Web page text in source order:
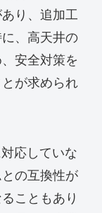
り、追加工
、高天井の
安全対策を
が求められ
応していな
の互換性が
こともあり